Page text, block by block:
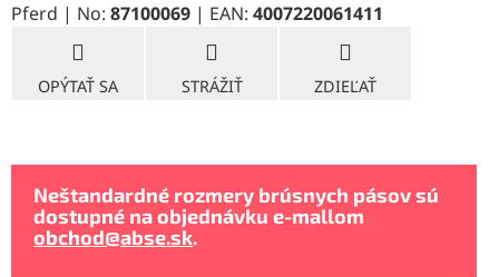
Pferd | No: 87100069 | EAN: 4007220061411
OPÝTAŤ SA STRÁŽIŤ ZDIEĽAŤ
Neštandardné rozmery brúsnych pásov sú
dostupné na objednávku e-mallom
obchod@abse.sk.